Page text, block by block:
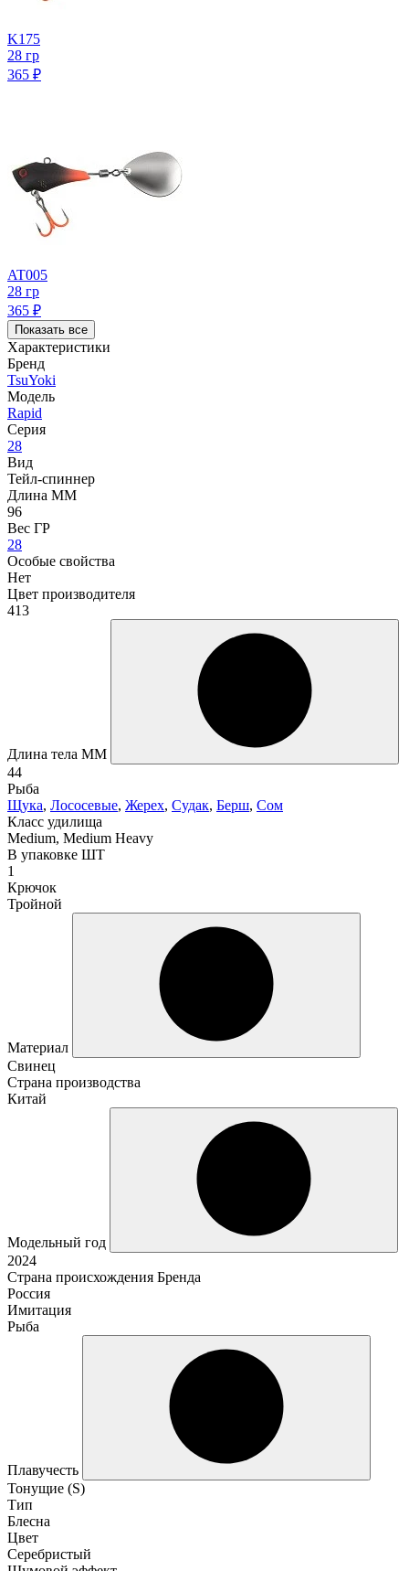
K175
28 гр
365 ₽
AT005
28 гр
365 ₽
Показать все
Характеристики
Бренд
TsuYoki
Модель
Rapid
Серия
28
Вид
Тейл-спиннер
Длина ММ
96
Вес ГР
28
Особые свойства
Нет
Цвет производителя
413
Длина тела ММ
44
Рыба
Щука, Лососевые, Жерех, Судак, Берш, Сом
Класс удилища
Medium, Medium Heavy
В упаковке ШТ
1
Крючок
Тройной
Материал
Свинец
Страна производства
Китай
Модельный год
2024
Страна происхождения Бренда
Россия
Имитация
Рыба
Плавучесть
Тонущие (S)
Тип
Блесна
Цвет
Серебристый